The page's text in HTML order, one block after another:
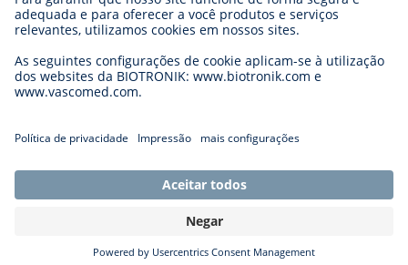
Carreiras na BIOTRONIK
Níveis de carreira
Candidatura
Oportunidades de carreira
Cookie Settings
Legal Disclaimer
Copyright © 2026 Biotronik. All rights reserved.